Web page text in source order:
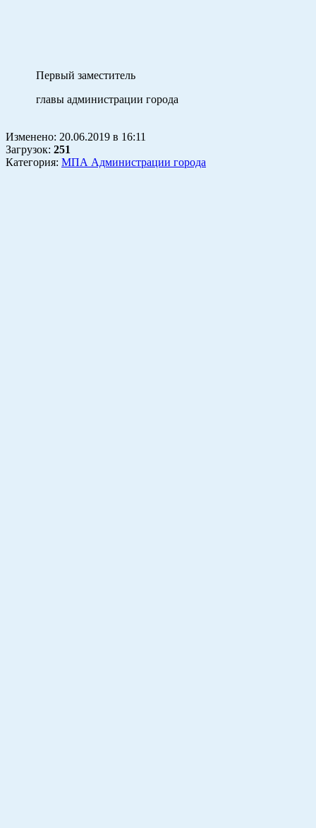
Первый заместитель
главы администрации
Изменено: 20.06.2019 в 16:11
Загрузок: 251
Категория: МПА Администрации города